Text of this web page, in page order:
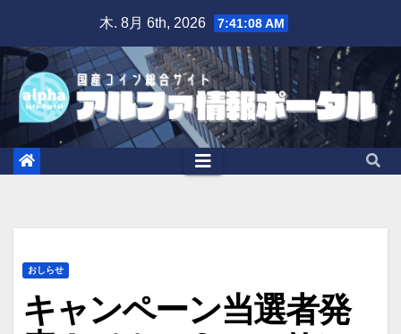
content
木. 8月 6th, 2026 7:41:09 AM
おしらせ
キャンペーン当選者発